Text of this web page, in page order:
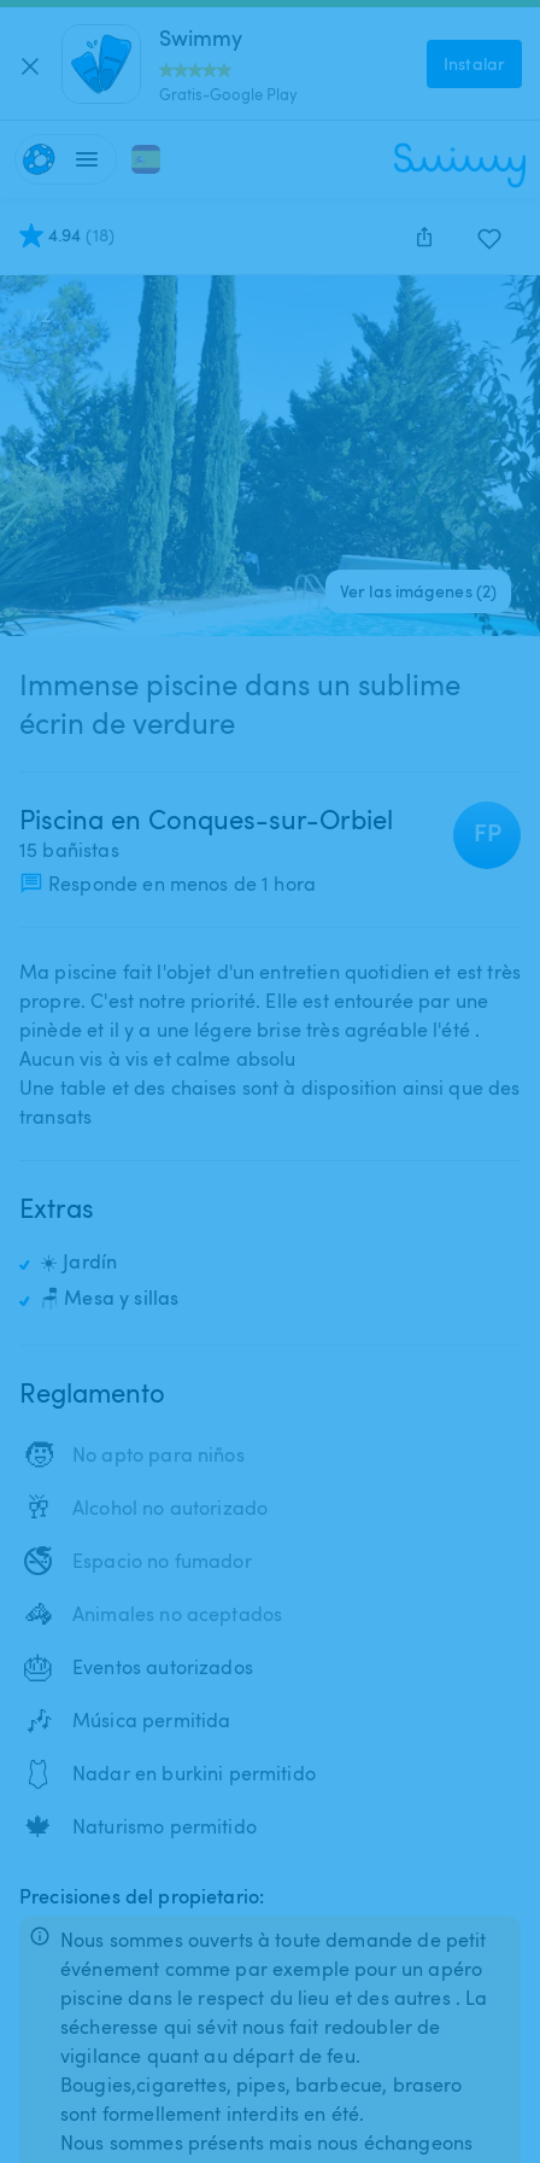
Swimmy
Gratis-Google Play
Instalar
4.94 (18)
/2
Ver las imágenes (2)
Immense piscine dans un sublime
écrin de verdure
Piscina en Conques-sur-Orbiel
15 bañistas
Responde en menos de 1 hora
FP
Ma piscine fait l'objet d'un entretien quotidien et est très
propre. C'est notre priorité. Elle est entourée par une
pinède et il y a une légere brise très agréable l'été .
Aucun vis à vis et calme absolu
Une table et des chaises sont à disposition ainsi que des
transats
Extras
☀️ Jardín
🪑 Mesa y sillas
Reglamento
🧒 No apto para niños
🥂 Alcohol no autorizado
🚭 Espacio no fumador
🦓 Animales no aceptados
🎂 Eventos autorizados
🎶 Música permitida
🩱 Nadar en burkini permitido
🍁 Naturismo permitido
Precisiones del propietario:
Nous sommes ouverts à toute demande de petit
événement comme par exemple pour un apéro
piscine dans le respect du lieu et des autres . La
sécheresse qui sévit nous fait redoubler de
vigilance quant au départ de feu.
Bougies,cigarettes, pipes, barbecue, brasero
sont formellement interdits en été.
Nous sommes présents mais nous échangeons